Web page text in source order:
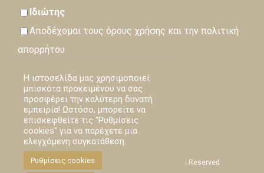
Ιδιώτης
Αποδέχομαι τους όρους χρήσης και την πολιτική
απορρήτου
Εγγραφή
Loading…
Empsychosis © Copyright -
2026 | All Rights Reserved
Η ιστοσελίδα μας χρησιμοποιεί
μπισκότα προκειμένου να σας
προσφέρει την καλύτερη δυνατή
εμπειρία! Ωστόσο, μπορείτε να
επισκεφθείτε τις "Ρυθμίσεις
cookies" για να παρέχετε μια
ελεγχόμενη συγκατάθεση.
Ρυθμίσεις cookies